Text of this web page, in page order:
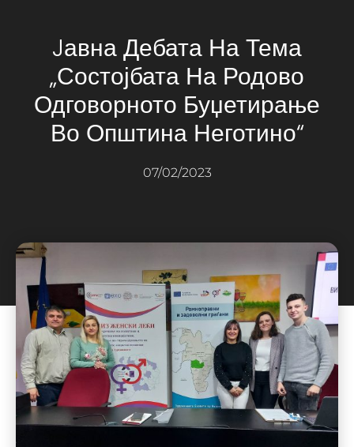
Jавна Дебата На Тема
„Состојбата На Родово
Одговорното Буџетирање
Во Општина Неготино“
07/02/2023